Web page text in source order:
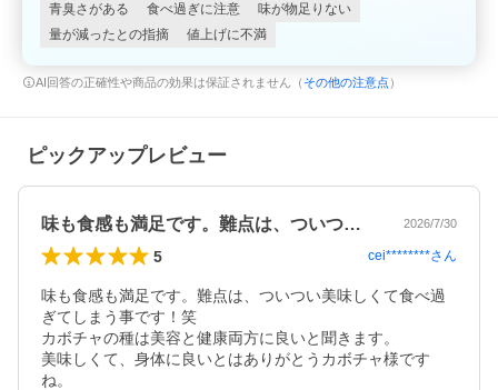
青臭さがある 食べ過ぎに注意
味が物足りない
量が減ったとの指摘
値上げに不満
AI回答の正確性や商品の効果は保証されません（ その他の注意点 ）
ピックアップレビュー
味も食感も満足です。難点は、ついつい美… 2026/7/30
5 cei********さん
味も食感も満足です。難点は、ついつい美味しくて食べ過
ぎてしまう事です！笑
カボチャの種は美容と健康両方に良いと聞きます。
美味しくて、身体に良いとはありがとうカボチャ様です
ね。